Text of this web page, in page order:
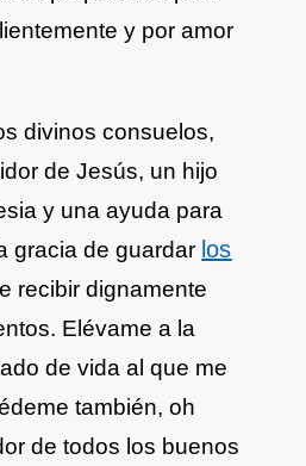
y por amor
divinos consuelos,
de Jesús, un hijo
y una ayuda para
gracia de guardar los
recibir dignamente
Elévame a la
de vida al que me
también, oh
de todos los buenos